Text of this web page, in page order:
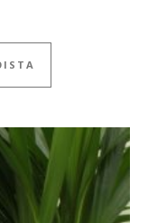
Tällä tuotteella